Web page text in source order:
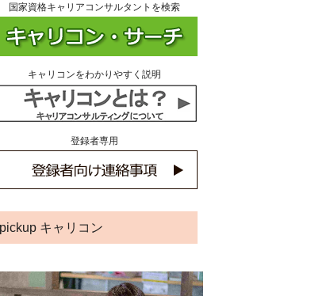
国家資格キャリアコンサルタントを検索
キャリコンをわかりやすく説明
登録者専用
pickup キャリコン